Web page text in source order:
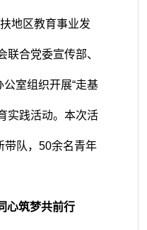
地区教育事业发
联合党委宣传部、
室组织开展“走基
实践活动。本次活
带队，50余名青年
心筑梦共前行